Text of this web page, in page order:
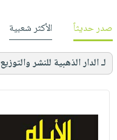
صدر حديثاً الأكثر شعبية
لـ الدار الذهبية للنشر والتوزيع